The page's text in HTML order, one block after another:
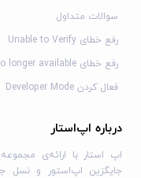
سوالات متداول
رفع خطای Unable to Verify
رفع خطای is no longer available
فعال کردن Developer Mode
درباره اپ‌استار
اپ استار با ارائه‌ی
جایگزین اپ‌استور و نسل